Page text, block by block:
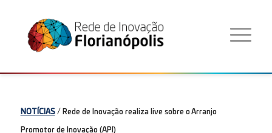
NOTÍCIAS/ Rede de Inovação realiza live sobre o Arranjo
Promotor de Inovação (API)